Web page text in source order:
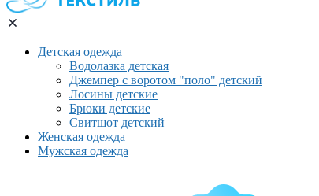
Детская одежда
Водолазка детская
Джемпер с воротом "поло" детский
Лосины детские
Брюки детские
Свитшот детский
Женская одежда
Мужская одежда